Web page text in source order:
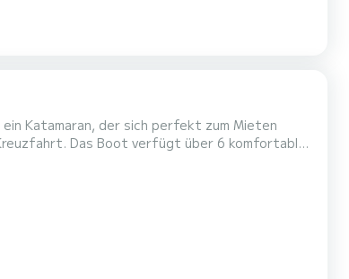
Katamaran, der sich perfekt zum Mieten
6 komfortable
es Ihr bester Verbündeter für einen